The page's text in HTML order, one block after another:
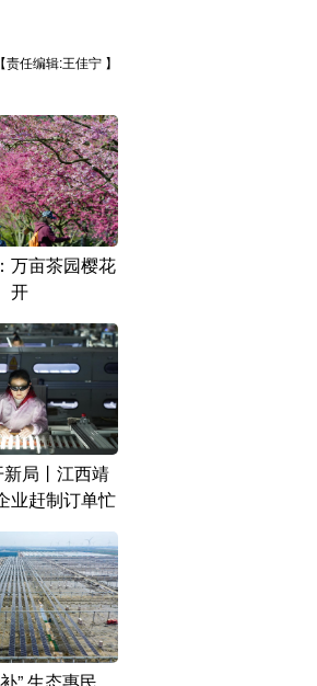
【责任编辑:王佳宁 】
万亩茶园樱花
开
新局丨江西靖
业赶制订单忙